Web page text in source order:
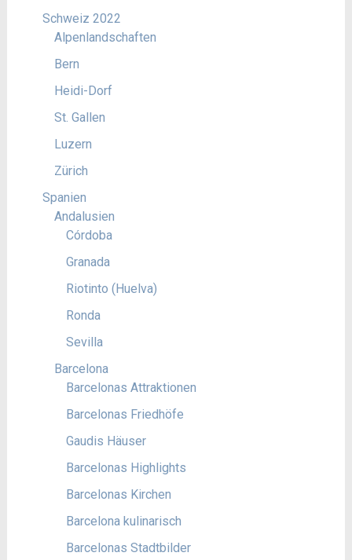
Schweiz 2022
Alpenlandschaften
Bern
Heidi-Dorf
St. Gallen
Luzern
Zürich
Spanien
Andalusien
Córdoba
Granada
Riotinto (Huelva)
Ronda
Sevilla
Barcelona
Barcelonas Attraktionen
Barcelonas Friedhöfe
Gaudis Häuser
Barcelonas Highlights
Barcelonas Kirchen
Barcelona kulinarisch
Barcelonas Stadtbilder